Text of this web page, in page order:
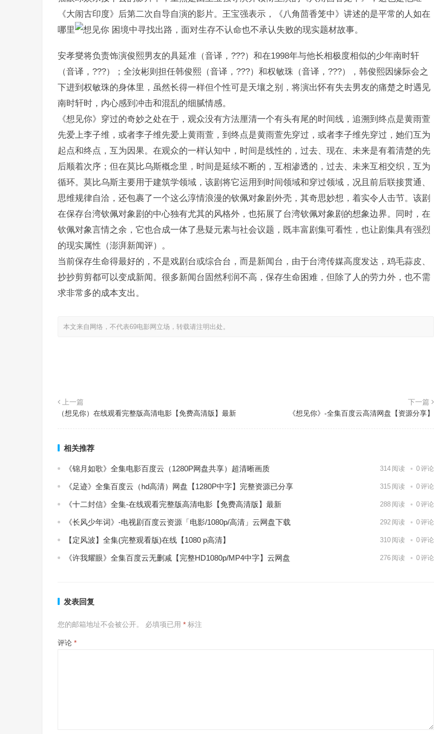
《大闹古印度》后第二次自导自演的影片。王宝强表示，《八角茴香笼中》讲述的是平常的人如在
哪里
困境中寻找出路，面对生存不认命也不承认失败的现实题材故事。
安孝燮将负责饰演俊熙男友的具延准（音译，???）和在1998年与他长相极度相似的少年南时轩
（音译，???）；全汝彬则担任韩俊熙（音译，???）和权敏珠（音译，???），韩俊熙因缘际会之
下进到权敏珠的身体里，虽然长得一样但个性可是天壤之别，将演出怀有失去男友的痛楚之时遇见
南时轩时，内心感到冲击和混乱的细腻情感。
《想见你》穿过的奇妙之处在于，观众没有方法厘清一个有头有尾的时间线，追溯到终点是黄雨萱
先爱上李子维，或者李子维先爱上黄雨萱，到终点是黄雨萱先穿过，或者李子维先穿过，她们互为
起点和终点，互为因果。在观众的一样认知中，时间是线性的，过去、现在、未来是有着清楚的先
后顺着次序；但在莫比乌斯概念里，时间是延续不断的，互相渗透的，过去、未来互相交织，互为
循环。莫比乌斯主要用于建筑学领域，该剧将它运用到时间领域和穿过领域，况且前后联接贯通、
思维规律自洽，还包裹了一个这么淳情浪漫的钦佩对象剧外壳，其奇思妙想，着实令人击节。该剧
在保存台湾钦佩对象剧的中心独有尤其的风格外，也拓展了台湾钦佩对象剧的想象边界。同时，在
钦佩对象言情之余，它也合成一体了悬疑元素与社会议题，既丰富剧集可看性，也让剧集具有强烈
的现实属性（澎湃新闻评）。
当前保存生命得最好的，不是戏剧台或综合台，而是新闻台，由于台湾传媒高度发达，鸡毛蒜皮、
抄抄剪剪都可以变成新闻。很多新闻台固然利润不高，保存生命困难，但除了人的劳力外，也不需
求非常多的成本支出。
本文来自网络，不代表69电影网立场，转载请注明出处。
上一篇
（想见你）在线观看完整版高清电影【免费高清版】最新
下一篇
《想见你》-全集百度云高清网盘【资源分享】
相关推荐
《锦月如歌》全集电影百度云（1280P网盘共享）超清晰画质 314 阅读 0评论
《足迹》全集百度云（hd高清）网盘【1280P中字】完整资源已分享 315 阅读 0评论
《十二封信》全集-在线观看完整版高清电影【免费高清版】最新 288 阅读 0评论
《长风少年词》-电视剧百度云资源「电影/1080p/高清」云网盘下载 292 阅读 0评论
【定风波】全集(完整观看版)在线【1080 p高清】 310 阅读 0评论
《许我耀眼》全集百度云无删减【完整HD1080p/MP4中字】云网盘 276 阅读 0评论
发表回复
您的邮箱地址不会被公开。 必填项已用 * 标注
评论 *